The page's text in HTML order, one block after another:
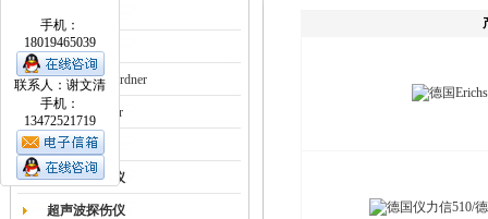
手机：
18019465039
联系人：谢文清
手机：
13472521719
德国Erichsen
德国BYK-Gardner
英国Elcometer
耐磨试验机
色差仪光泽仪
超声波探伤仪